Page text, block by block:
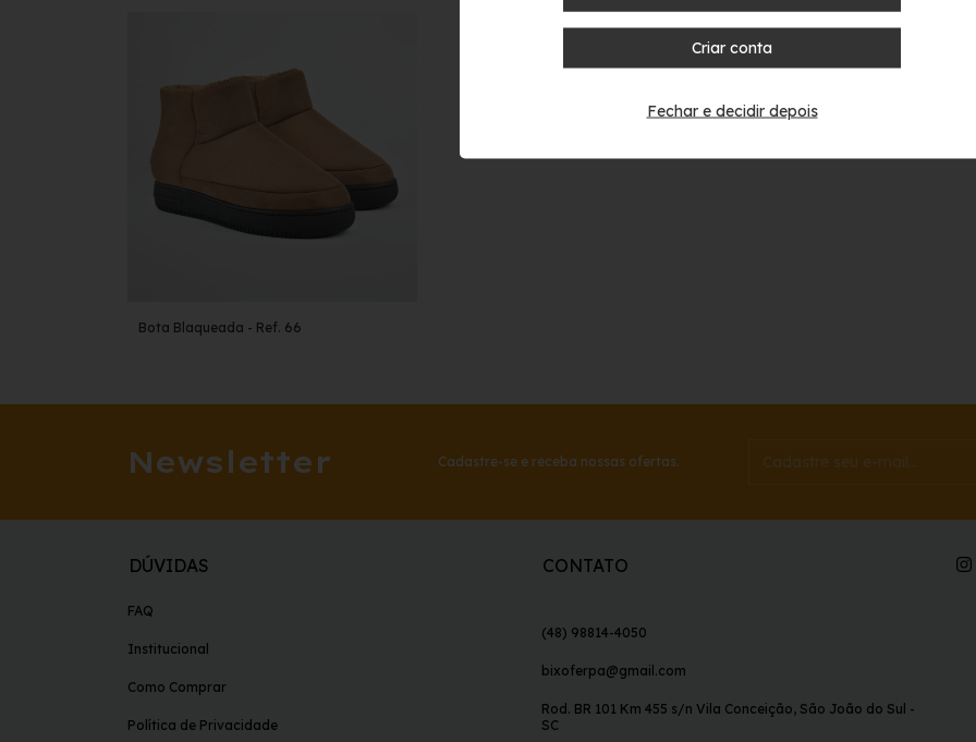
Bota Blaqueada - Ref. 66
Newsletter Cadastre-se e receba nossas ofertas.
DÚVIDAS
FAQ
Institucional
Como Comprar
Política de Privacidade
CONTATO
(48) 98814-4050
bixoferpa@gmail.com
Rod. BR 101 Km 455 s/n Vila Conceição, São João do Sul -
SC
Criar conta
Fechar e decidir depois